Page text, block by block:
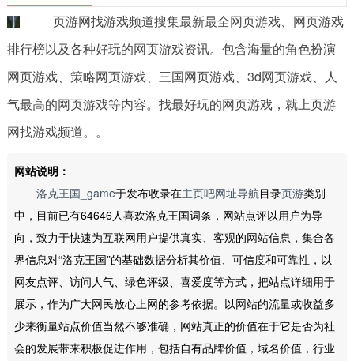
页游网找游戏频道搜集最新最全网页游戏、网页游戏
排行榜以及各种好玩的网页游戏资讯。包含海量的角色扮演
网页游戏、策略网页游戏、三国网页游戏、3d网页游戏、人
气最高的网页游戏等内容。找最好玩的网页游戏，就上页游
网找游戏频道。。
网站说明：
洛克王国_game于发布收录在主页吧网址导航目录页游类别
中，目前已有64646人喜欢洛克王国词条，网站点评以用户为导
向，致力于快速为互联网用户提供真实、客观的网站信息，集合各
界信息对“洛克王国”的基础数据分析其价值、可信度和可靠性，以
网友点评、访问人气、绿色评级、喜爱度等方式，把站点详细用于
展示，作为广大网民放心上网的参考依据。以网站的流量或收益多
少来衡量站点价值当然不够准确，网站真正的价值在于它是否为社
会的发展带来积极促进作用，包括自有品牌价值，域名价值，行业